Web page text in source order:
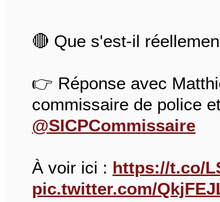
🔴 Que s'est-il
👉 Réponse avec
commissaire de police
@SICPCommissaire
À voir ici : https://t.co/
pic.twitter.com/